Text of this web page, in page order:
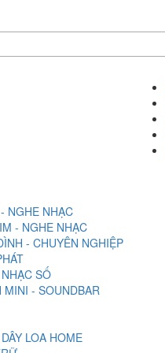
NGHE NHẠC
- NGHE NHẠC
- CHUYÊN NGHIỆP
SỐ
MINI - SOUNDBAR
LOA HOME